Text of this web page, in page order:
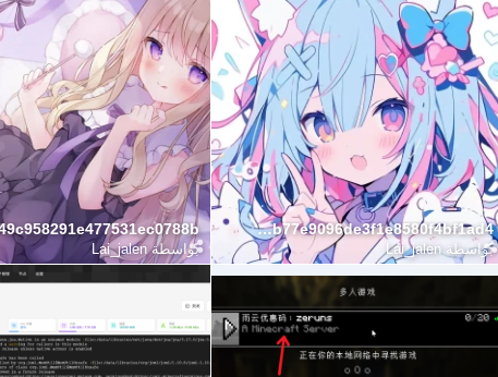
بواسطةLai_jalen
1bb042b77e9096de3f1e8580f4bf1ad4
بواسطةLai_jalen